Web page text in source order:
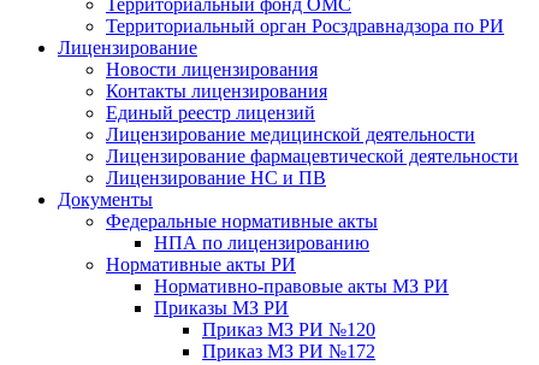
Территориальный орган Росздравнадзора по РИ
Лицензирование
Новости лицензирования
Контакты лицензирования
Единый реестр лицензий
Лицензирование медицинской деятельности
Лицензирование фармацевтической деятельности
Лицензирование НС и ПВ
Документы
Федеральные нормативные акты
НПА по лицензированию
Нормативные акты РИ
Нормативно-правовые акты МЗ РИ
Приказы МЗ РИ
Приказ МЗ РИ №120
Приказ МЗ РИ №172